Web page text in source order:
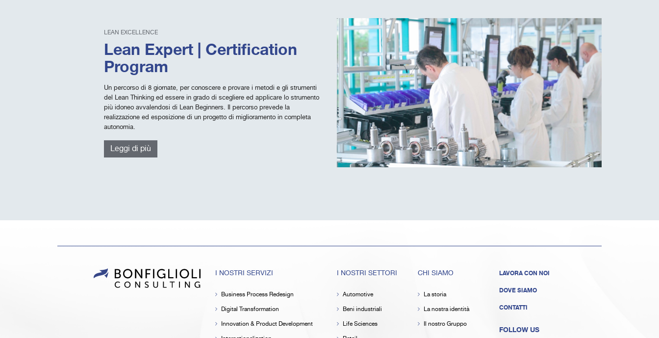
LEAN EXCELLENCE
Lean Expert | Certification
Program
Un percorso di 8 giornate, per conoscere e provare i metodi e gli strumenti
del Lean Thinking ed essere in grado di scegliere ed applicare lo strumento
più idoneo avvalendosi di Lean Beginners. Il percorso prevede la
realizzazione ed esposizione di un progetto di miglioramento in completa
autonomia.
Leggi di più
I NOSTRI SERVIZI
Business Process Redesign
Digital Transformation
Innovation & Product Development
I NOSTRI SETTORI
Automotive
Beni industriali
Life Sciences
CHI SIAMO
La storia
La nostra identità
Il nostro Gruppo
LAVORA CON NOI
DOVE SIAMO
CONTATTI
FOLLOW US